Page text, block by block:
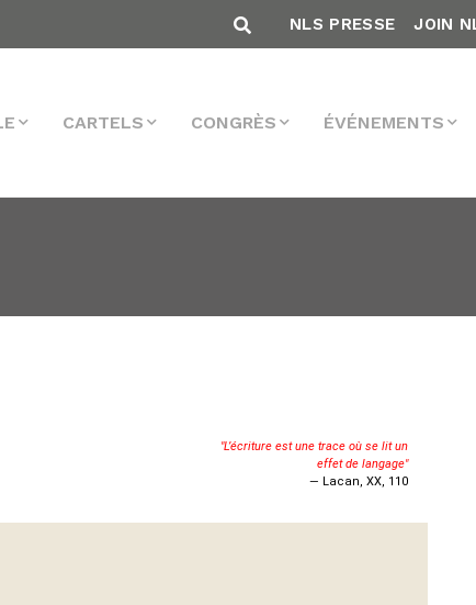
NLS PRESSE JOIN
CARTELS CONGRÈS ÉVÉNEMENTS
"L’écriture est une trace où se lit un
effet de langage"
— Lacan, XX, 110